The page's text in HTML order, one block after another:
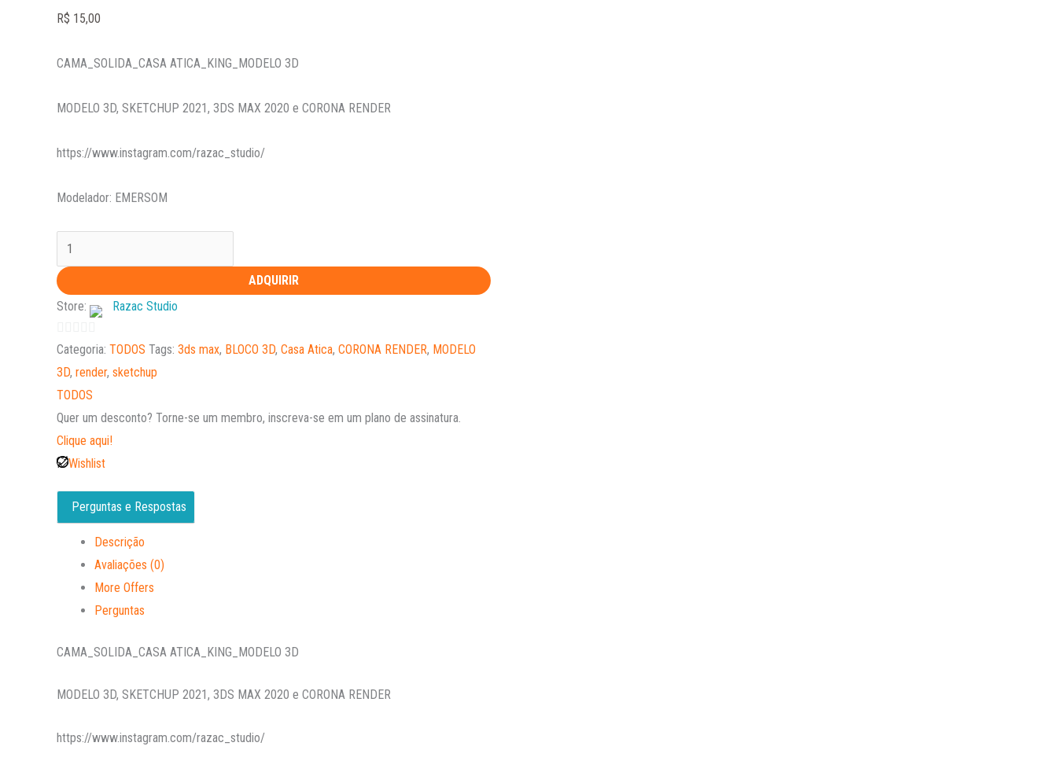
R$ 15,00
CAMA_SOLIDA_CASA ATICA_KING_MODELO 3D
MODELO 3D, SKETCHUP 2021, 3DS MAX 2020 e CORONA RENDER
https://www.instagram.com/razac_studio/
Modelador: EMERSOM
ADQUIRIR
Store:
Razac Studio
0
out
Categoria: TODOS Tags: 3ds max, BLOCO 3D, Casa Atica, CORONA RENDER, MODELO
3D, render, sketchup
TODOS
Quer um desconto? Torne-se um membro, inscreva-se em um plano de assinatura.
Clique aqui!
Wishlist
Perguntas e Respostas
Descrição
Avaliações (0)
More Offers
Perguntas
CAMA_SOLIDA_CASA ATICA_KING_MODELO 3D
MODELO 3D, SKETCHUP 2021, 3DS MAX 2020 e CORONA RENDER
https://www.instagram.com/razac_studio/